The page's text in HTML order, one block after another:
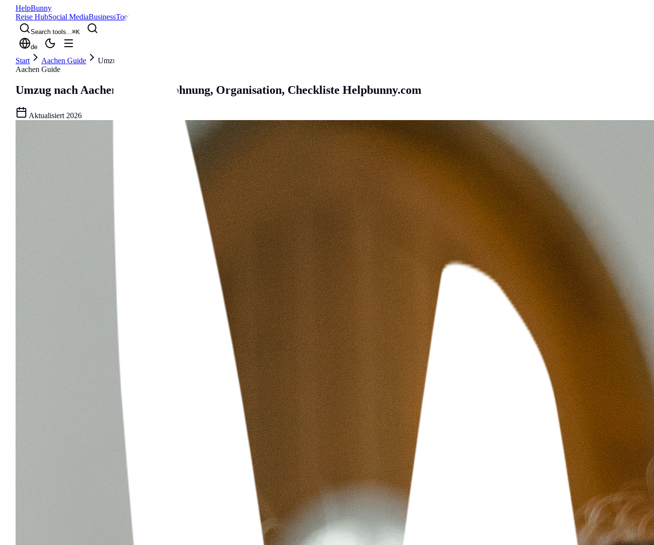
HelpBunny
Reise HubSocial MediaBusinessTools
Search tools...⌘K
de
Start Aachen Guide
Umzug nach Aachen
Aachen Guide
Umzug nach Aachen Umzug, Wohnung, Organisation, Checkliste Helpbunny.com
Aktualisiert 2026